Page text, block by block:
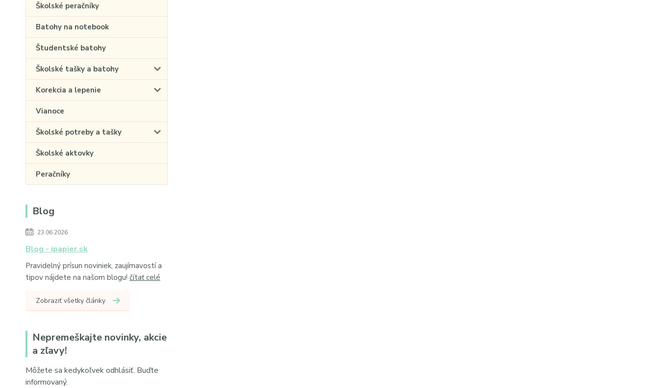
Školské peračníky
Batohy na notebook
Študentské batohy
Školské tašky a batohy
Korekcia a lepenie
Vianoce
Školské potreby a tašky
Školské aktovky
Peračníky
Blog
23.06.2026
Blog - ipapier.sk
Pravidelný prísun noviniek, zaujímavostí a
tipov nájdete na našom blogu! čítať celé
Zobraziť všetky články
Nepremeškajte novinky, akcie
a zľavy!
Môžete sa kedykoľvek odhlásiť. Buďte
informovaný.